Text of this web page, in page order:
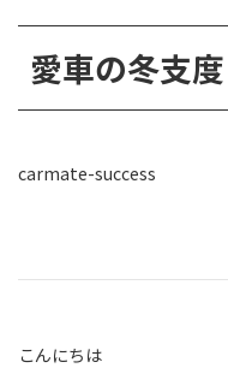
愛車の冬支度
carmate-success
こんにちは